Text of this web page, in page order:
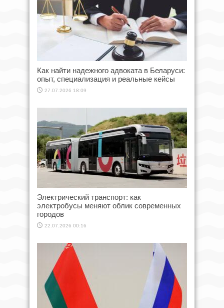
Как найти надежного адвоката в Беларуси:
опыт, специализация и реальные кейсы
27.07.2026 18:09
Электрический транспорт: как
электробусы меняют облик современных
городов
22.07.2026 00:16